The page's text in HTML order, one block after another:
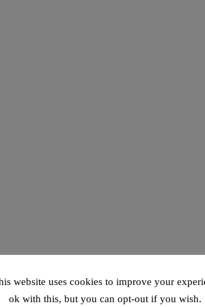
website uses cookies to improve your
ok with this, but you can opt-out if you wish.